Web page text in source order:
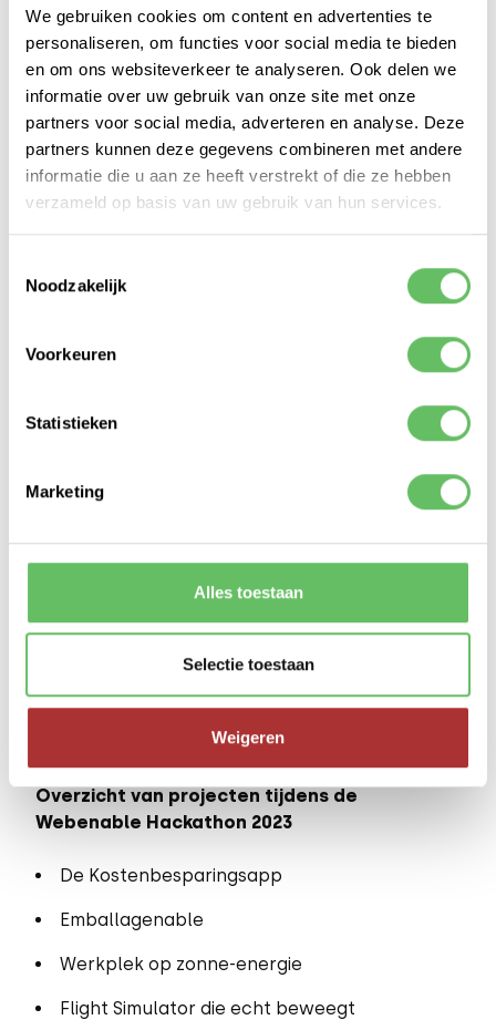
We gebruiken cookies om content en advertenties te
personaliseren, om functies voor social media te bieden
en om ons websiteverkeer te analyseren. Ook delen we
informatie over uw gebruik van onze site met onze
partners voor social media, adverteren en analyse. Deze
partners kunnen deze gegevens combineren met andere
informatie die u aan ze heeft verstrekt of die ze hebben
verzameld op basis van uw gebruik van hun services.
Noodzakelijk
Voorkeuren
Statistieken
Marketing
Alles toestaan
Selectie toestaan
Weigeren
waardoor je straks niet meer je lege blikjes
hoeft te tellen voor je ze meegeeft aan de
boodschappen bezorger. In de video kun je
helaas wel zien dat dit trouwe werkstudent Cas
zijn baantje kost, maar we bedenken wel weer
iets anders voor hem.
lees verder onder de video
Bekijk de aftermovie
Overzicht van projecten tijdens de
Webenable Hackathon 2023
De Kostenbesparingsapp
Emballagenable
Werkplek op zonne-energie
Flight Simulator die echt beweegt